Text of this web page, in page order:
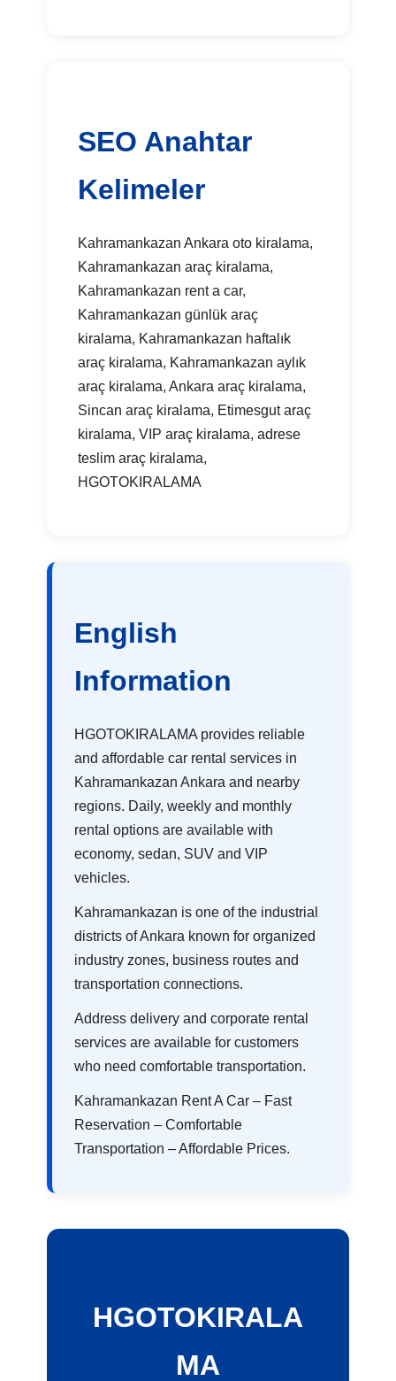
SEO Anahtar
Kelimeler
Kahramankazan Ankara oto kiralama,
Kahramankazan araç kiralama,
Kahramankazan rent a car,
Kahramankazan günlük araç
kiralama, Kahramankazan haftalık
araç kiralama, Kahramankazan aylık
araç kiralama, Ankara araç kiralama,
Sincan araç kiralama, Etimesgut araç
kiralama, VIP araç kiralama, adrese
teslim araç kiralama,
HGOTOKIRALAMA
English
Information
HGOTOKIRALAMA provides reliable
and affordable car rental services in
Kahramankazan Ankara and nearby
regions. Daily, weekly and monthly
rental options are available with
economy, sedan, SUV and VIP
vehicles.
Kahramankazan is one of the industrial
districts of Ankara known for organized
industry zones, business routes and
transportation connections.
Address delivery and corporate rental
services are available for customers
who need comfortable transportation.
Kahramankazan Rent A Car – Fast
Reservation – Comfortable
Transportation – Affordable Prices.
HGOTOKIRALA
MA